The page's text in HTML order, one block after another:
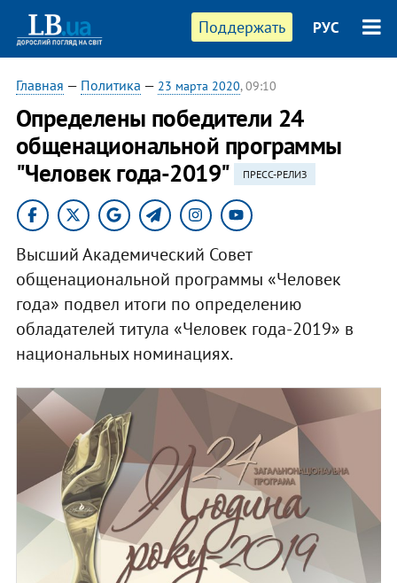
Поддержать РУС
Главная — Политика — 23 марта 2020, 09:10
Определены победители 24
общенациональной программы
"Человек года-2019"
ПРЕСС-РЕЛИЗ
Высший Академический Совет
общенациональной программы «Человек
года» подвел итоги по определению
обладателей титула «Человек года-2019» в
национальных номинациях.